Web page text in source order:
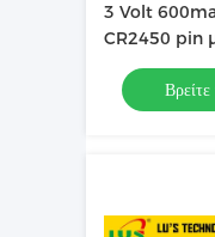
3 Volt
CR2450 pin
προσαρμογή